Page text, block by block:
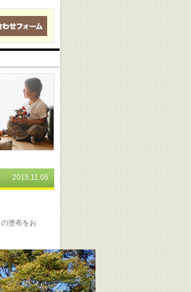
2015.11.05
塗布をお